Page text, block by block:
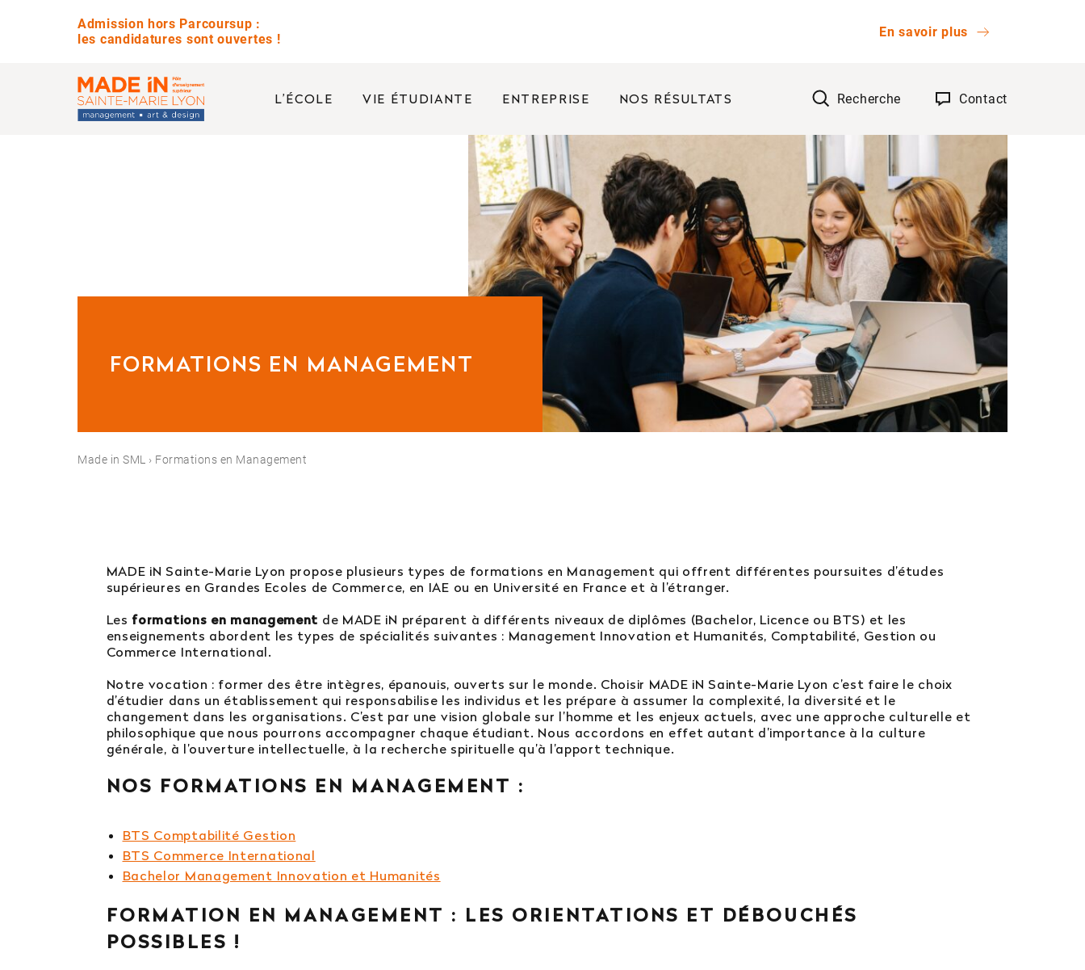
Admission hors Parcoursup :
les candidatures sont ouvertes !
En savoir plus
L’ÉCOLE VIE ÉTUDIANTE ENTREPRISE NOS RÉSULTATS Recherche Contact
FORMATIONS EN MANAGEMENT
Made in SML › Formations en Management
MADE iN Sainte-Marie Lyon propose plusieurs types de formations en Management qui offrent différentes poursuites d’études
supérieures en Grandes Ecoles de Commerce, en IAE ou en Université en France et à l’étranger.
Les formations en management de MADE iN préparent à différents niveaux de diplômes (Bachelor, Licence ou BTS) et les
enseignements abordent les types de spécialités suivantes : Management Innovation et Humanités, Comptabilité, Gestion ou
Commerce International.
Notre vocation : former des être intègres, épanouis, ouverts sur le monde. Choisir MADE iN Sainte-Marie Lyon c’est faire le choix
d’étudier dans un établissement qui responsabilise les individus et les prépare à assumer la complexité, la diversité et le
changement dans les organisations. C’est par une vision globale sur l’homme et les enjeux actuels, avec une approche culturelle et
philosophique que nous pourrons accompagner chaque étudiant. Nous accordons en effet autant d’importance à la culture
générale, à l’ouverture intellectuelle, à la recherche spirituelle qu’à l’apport technique.
NOS FORMATIONS EN MANAGEMENT :
BTS Comptabilité Gestion
BTS Commerce International
Bachelor Management Innovation et Humanités
FORMATION EN MANAGEMENT : LES ORIENTATIONS ET DÉBOUCHÉS
POSSIBLES !
QUESTIONS FRÉQUENTES
Avez-vous des journées portes ouvertes ?
Quelle est la différence entre un bachelor et une licence ?
Est-il possible d’intégrer l’école en 2e ou 3e année ?
04 81 92 60 83